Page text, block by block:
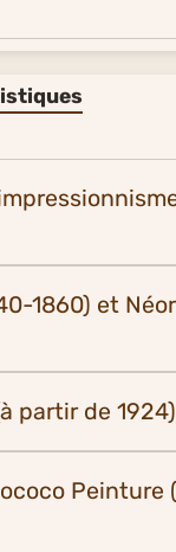
1860) et
partir de 1924)
Peinture